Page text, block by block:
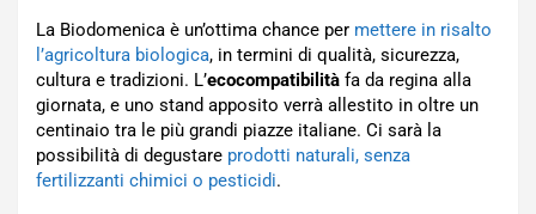
La Biodomenica è un’ottima chance per mettere in risalto
l’agricoltura biologica, in termini di qualità, sicurezza,
cultura e tradizioni. L’ecocompatibilità fa da regina alla
giornata, e uno stand apposito verrà allestito in oltre un
centinaio tra le più grandi piazze italiane. Ci sarà la
possibilità di degustare prodotti naturali, senza
fertilizzanti chimici o pesticidi.